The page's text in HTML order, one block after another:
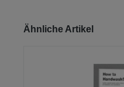
Produktgalerie überspringen
Ähnliche Artikel